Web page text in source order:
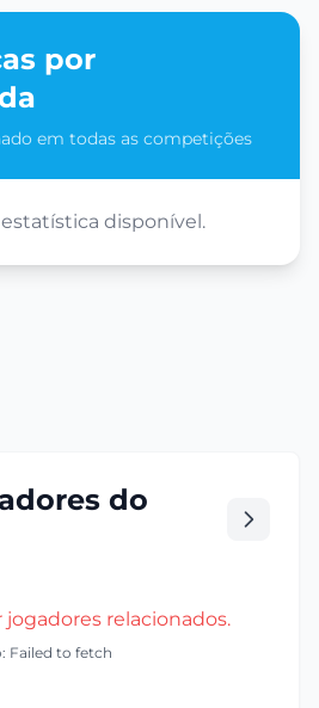
por
em todas as competições
disponível.
do
jogadores relacionados.
Failed to fetch